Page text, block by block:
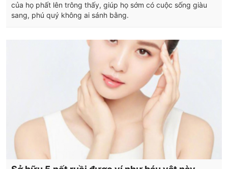
của họ phất lên trông thấy, giúp họ sớm có cuộc sống giàu
sang, phú quý không ai sánh bằng.